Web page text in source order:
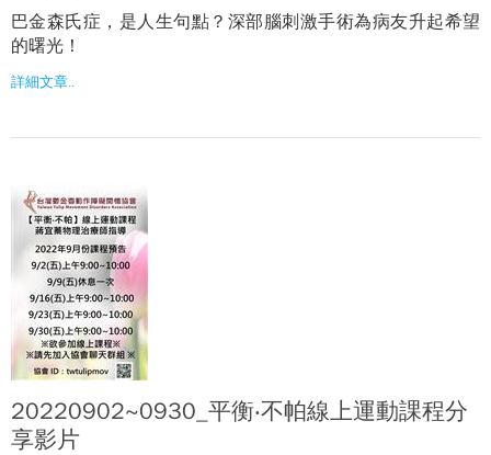
巴金森氏症，是人生句點？深部腦刺激手術為病友升起希望
的曙光！
詳細文章..
20220902~0930_平衡‧不帕線上運動課程分
享影片